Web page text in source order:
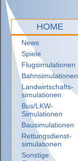
HOME
News
Spiele
Flugsimulationen
Bahnsimulationen
Landwirtschafts-
simulationen
Bus/LKW-
Simulationen
Bausimulationen
Rettungsdienst-
simulationen
Sonstige